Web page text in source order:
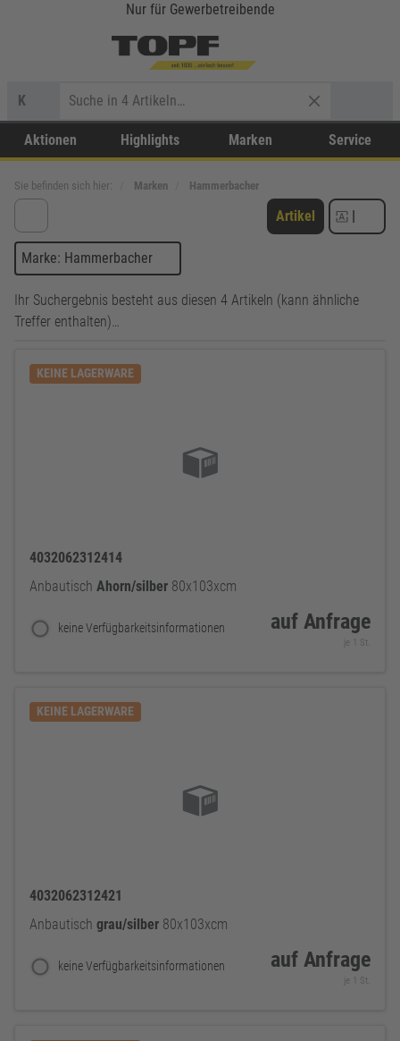
Nur für Gewerbetreibende
K
Aktionen Highlights Marken Service
Sie befinden sich hier: Marken Hammerbacher
Artikel |
Marke: Hammerbacher
Ihr Suchergebnis besteht aus diesen 4 Artikeln (kann ähnliche
Treffer enthalten)…
KEINE LAGERWARE
4032062312414
Anbautisch Ahorn/silber 80x103xcm
keine Verfügbarkeitsinformationen auf Anfrage
je 1 St.
KEINE LAGERWARE
4032062312421
Anbautisch grau/silber 80x103xcm
keine Verfügbarkeitsinformationen auf Anfrage
je 1 St.